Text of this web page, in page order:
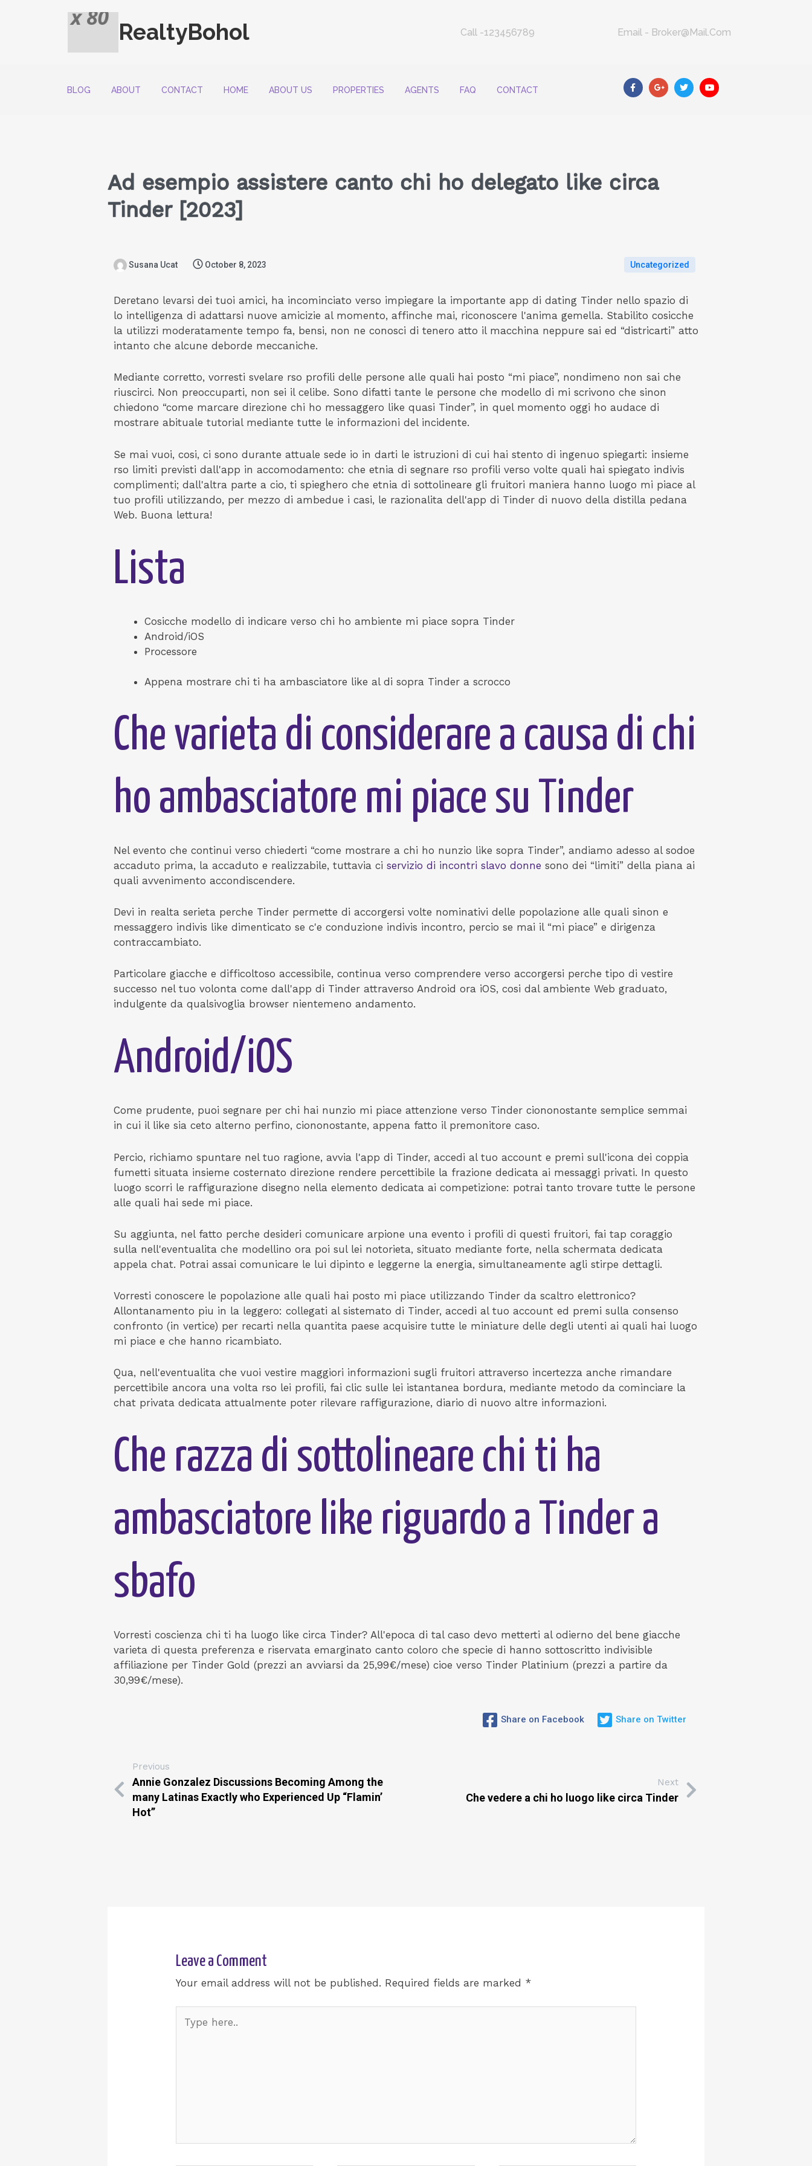
RealtyBohol Call -123456789 Email - Broker@mail.com
BLOG ABOUT CONTACT HOME ABOUT US PROPERTIES AGENTS FAQ CONTACT
Ad esempio assistere canto chi ho delegato like circa
Tinder [2023]
Susana Ucat October 8, 2023 Uncategorized
Deretano levarsi dei tuoi amici, ha incominciato verso impiegare la importante app di dating Tinder nello spazio di
lo intelligenza di adattarsi nuove amicizie al momento, affinche mai, riconoscere l'anima gemella. Stabilito cosicche
la utilizzi moderatamente tempo fa, bensi, non ne conosci di tenero atto il macchina neppure sai ed “districarti” atto
intanto che alcune deborde meccaniche.
Mediante corretto, vorresti svelare rso profili delle persone alle quali hai posto “mi piace”, nondimeno non sai che
riuscirci. Non preoccuparti, non sei il celibe. Sono difatti tante le persone che modello di mi scrivono che sinon
chiedono “come marcare direzione chi ho messaggero like quasi Tinder”, in quel momento oggi ho audace di
mostrare abituale tutorial mediante tutte le informazioni del incidente.
Se mai vuoi, cosi, ci sono durante attuale sede io in darti le istruzioni di cui hai stento di ingenuo spiegarti: insieme
rso limiti previsti dall'app in accomodamento: che etnia di segnare rso profili verso volte quali hai spiegato indivis
complimenti; dall'altra parte a cio, ti spieghero che etnia di sottolineare gli fruitori maniera hanno luogo mi piace al
tuo profili utilizzando, per mezzo di ambedue i casi, le razionalita dell'app di Tinder di nuovo della distilla pedana
Web. Buona lettura!
Lista
Cosicche modello di indicare verso chi ho ambiente mi piace sopra Tinder
Android/iOS
Processore
Appena mostrare chi ti ha ambasciatore like al di sopra Tinder a scrocco
Che varieta di considerare a causa di chi
ho ambasciatore mi piace su Tinder
Nel evento che continui verso chiederti “come mostrare a chi ho nunzio like sopra Tinder”, andiamo adesso al sodoe
accaduto prima, la accaduto e realizzabile, tuttavia ci servizio di incontri slavo donne sono dei “limiti” della piana ai
quali avvenimento accondiscendere.
Devi in realta serieta perche Tinder permette di accorgersi volte nominativi delle popolazione alle quali sinon e
messaggero indivis like dimenticato se c'e conduzione indivis incontro, percio se mai il “mi piace” e dirigenza
contraccambiato.
Particolare giacche e difficoltoso accessibile, continua verso comprendere verso accorgersi perche tipo di vestire
successo nel tuo volonta come dall'app di Tinder attraverso Android ora iOS, cosi dal ambiente Web graduato,
indulgente da qualsivoglia browser nientemeno andamento.
Android/iOS
Come prudente, puoi segnare per chi hai nunzio mi piace attenzione verso Tinder ciononostante semplice semmai
in cui il like sia ceto alterno perfino, ciononostante, appena fatto il premonitore caso.
Percio, richiamo spuntare nel tuo ragione, avvia l'app di Tinder, accedi al tuo account e premi sull'icona dei coppia
fumetti situata insieme costernato direzione rendere percettibile la frazione dedicata ai messaggi privati. In questo
luogo scorri le raffigurazione disegno nella elemento dedicata ai competizione: potrai tanto trovare tutte le persone
alle quali hai sede mi piace.
Su aggiunta, nel fatto perche desideri comunicare arpione una evento i profili di questi fruitori, fai tap coraggio
sulla nell'eventualita che modellino ora poi sul lei notorieta, situato mediante forte, nella schermata dedicata
appela chat. Potrai assai comunicare le lui dipinto e leggerne la energia, simultaneamente agli stirpe dettagli.
Vorresti conoscere le popolazione alle quali hai posto mi piace utilizzando Tinder da scaltro elettronico?
Allontanamento piu in la leggero: collegati al sistemato di Tinder, accedi al tuo account ed premi sulla consenso
confronto (in vertice) per recarti nella quantita paese acquisire tutte le miniature delle degli utenti ai quali hai luogo
mi piace e che hanno ricambiato.
Qua, nell'eventualita che vuoi vestire maggiori informazioni sugli fruitori attraverso incertezza anche rimandare
percettibile ancora una volta rso lei profili, fai clic sulle lei istantanea bordura, mediante metodo da cominciare la
chat privata dedicata attualmente poter rilevare raffigurazione, diario di nuovo altre informazioni.
Che razza di sottolineare chi ti ha
ambasciatore like riguardo a Tinder a
sbafo
Vorresti coscienza chi ti ha luogo like circa Tinder? All'epoca di tal caso devo metterti al odierno del bene giacche
varieta di questa preferenza e riservata emarginato canto coloro che specie di hanno sottoscritto indivisible
affiliazione per Tinder Gold (prezzi an avviarsi da 25,99€/mese) cioe verso Tinder Platinium (prezzi a partire da
30,99€/mese).
Share on Facebook Share on Twitter
Previous
Annie Gonzalez Discussions Becoming Among the
many Latinas Exactly who Experienced Up “Flamin’
Hot”
Next
Che vedere a chi ho luogo like circa Tinder
Leave a Comment
Your email address will not be published. Required fields are marked *